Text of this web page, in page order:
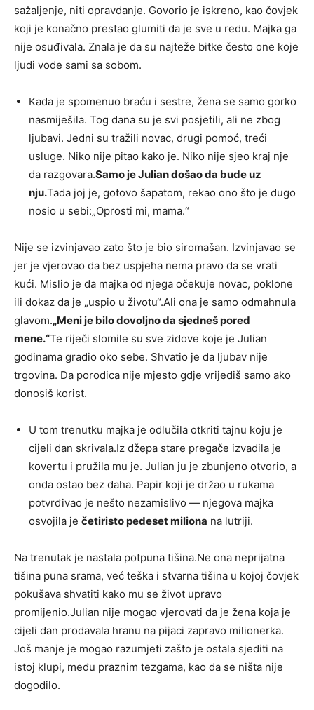
sažaljenje, niti opravdanje. Govorio je iskreno, kao čovjek
koji je konačno prestao glumiti da je sve u redu. Majka ga
nije osuđivala. Znala je da su najteže bitke često one koje
ljudi vode sami sa sobom.
Kada je spomenuo braću i sestre, žena se samo gorko
nasmiješila. Tog dana su je svi posjetili, ali ne zbog
ljubavi. Jedni su tražili novac, drugi pomoć, treći
usluge. Niko nije pitao kako je. Niko nije sjeo kraj nje
da razgovara.Samo je Julian došao da bude uz
nju.Tada joj je, gotovo šapatom, rekao ono što je dugo
nosio u sebi:„Oprosti mi, mama.“
Nije se izvinjavao zato što je bio siromašan. Izvinjavao se
jer je vjerovao da bez uspjeha nema pravo da se vrati
kući. Mislio je da majka od njega očekuje novac, poklone
ili dokaz da je „uspio u životu“.Ali ona je samo odmahnula
glavom.„Meni je bilo dovoljno da sjedneš pored
mene.“Te riječi slomile su sve zidove koje je Julian
godinama gradio oko sebe. Shvatio je da ljubav nije
trgovina. Da porodica nije mjesto gdje vrijediš samo ako
donosiš korist.
U tom trenutku majka je odlučila otkriti tajnu koju je
cijeli dan skrivala.Iz džepa stare pregače izvadila je
kovertu i pružila mu je. Julian ju je zbunjeno otvorio, a
onda ostao bez daha. Papir koji je držao u rukama
potvrđivao je nešto nezamislivo — njegova majka
osvojila je četiristo pedeset miliona na lutriji.
Na trenutak je nastala potpuna tišina.Ne ona neprijatna
tišina puna srama, već teška i stvarna tišina u kojoj čovjek
pokušava shvatiti kako mu se život upravo
promijenio.Julian nije mogao vjerovati da je žena koja je
cijeli dan prodavala hranu na pijaci zapravo milionerka.
Još manje je mogao razumjeti zašto je ostala sjediti na
istoj klupi, među praznim tezgama, kao da se ništa nije
dogodilo.